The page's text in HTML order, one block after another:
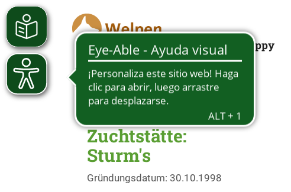
Looking for a puppy
Zuchtstätte:
Sturm's
Gründungsdatum: 30.10.1998